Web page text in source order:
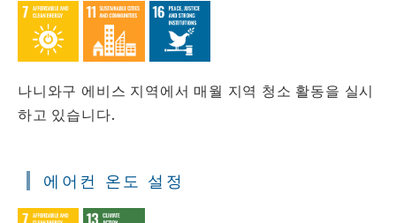
나니와구 에비스 지역에서 매월 지역 청소 활동을 실시
하고 있습니다.
에어컨 온도 설정